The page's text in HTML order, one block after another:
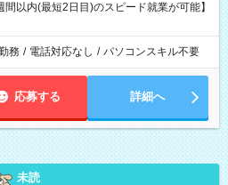
以内(最短2日目)のスピード就業が可能】
務 / 電話対応なし / パソコンスキル不要
応募する 詳細へ
未読